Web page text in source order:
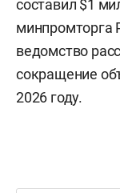
составил $1
минпромторга
ведомство
сокращение
2026 году.